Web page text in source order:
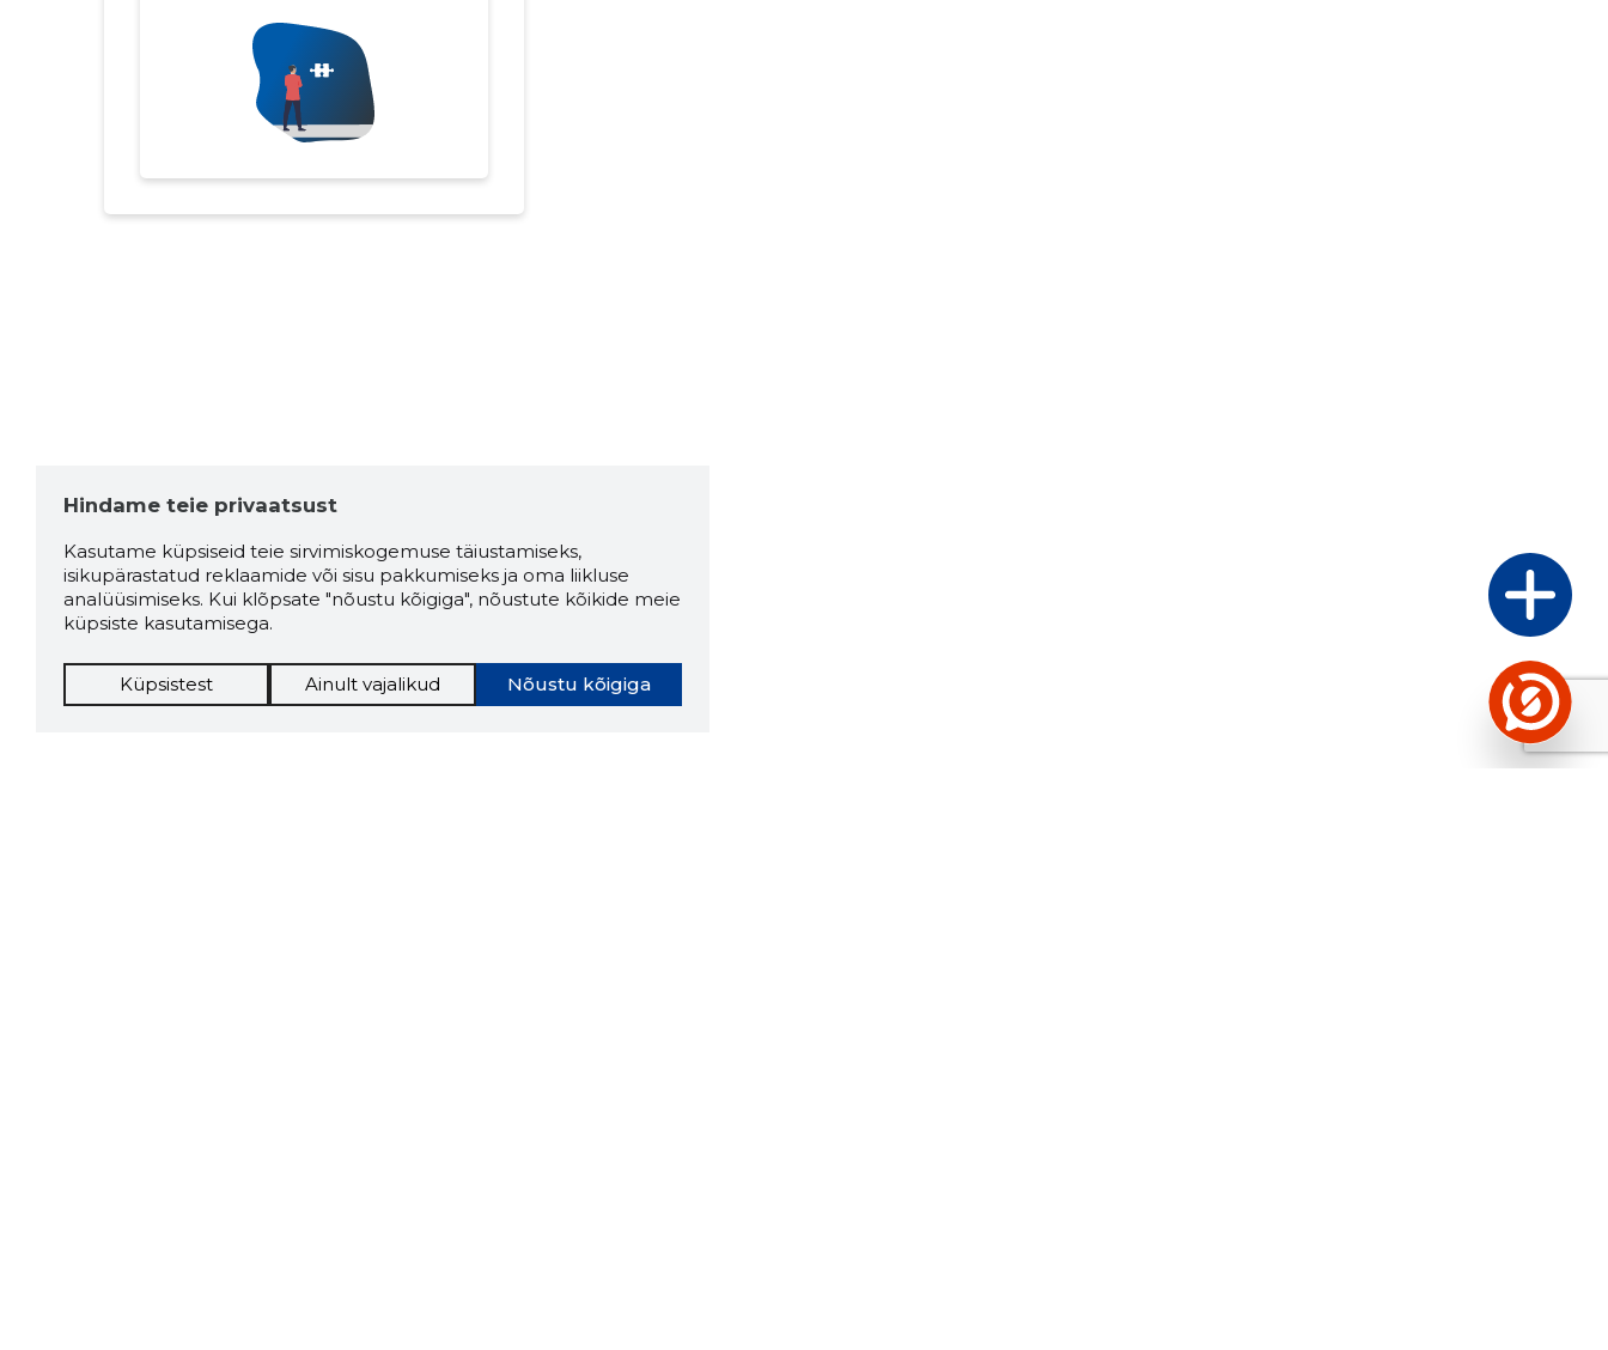
Hindame teie privaatsust
Kasutame küpsiseid teie sirvimiskogemuse täiustamiseks,
isikupärastatud reklaamide või sisu pakkumiseks ja oma liikluse
analüüsimiseks. Kui klõpsate "nõustu kõigiga", nõustute kõikide meie
küpsiste kasutamisega.
Nõustu kõigiga
Küpsistest Ainult vajalikud